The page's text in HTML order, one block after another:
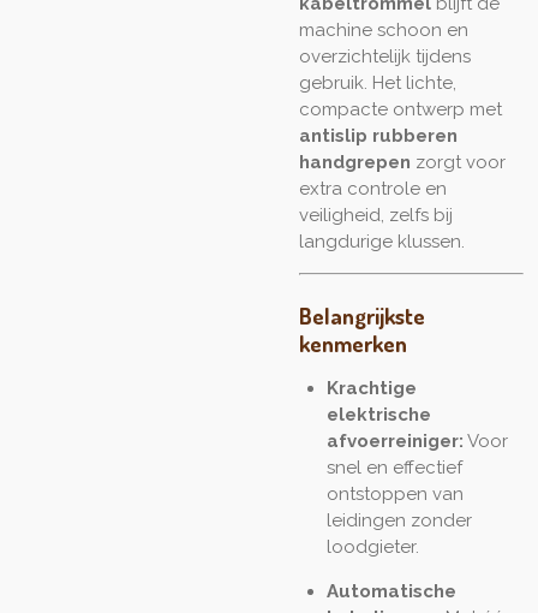
machine schoon en
overzichtelijk tijdens
gebruik. Het lichte,
compacte ontwerp met
antislip rubberen
handgrepen zorgt voor
extra controle en
veiligheid, zelfs bij
langdurige klussen.
Belangrijkste
kenmerken
Krachtige
elektrische
afvoerreiniger: Voor
snel en effectief
ontstoppen van
leidingen zonder
loodgieter.
Automatische